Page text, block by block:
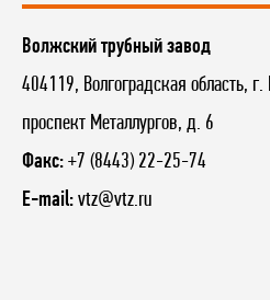
Волжский трубный завод
404119, Волгоградская область,
проспект Металлургов, д. 6
Факс: +7 (8443) 22-25-74
E-mail: vtz@vtz.ru